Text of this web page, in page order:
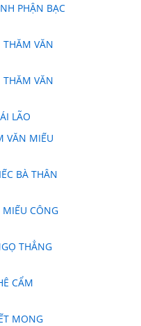
PHẬN BẠC
THĂM VĂN
THĂM VĂN
LÃO
VĂN MIẾU
BÀ THÂN
CÔNG
THẲNG
CẨM
MONG